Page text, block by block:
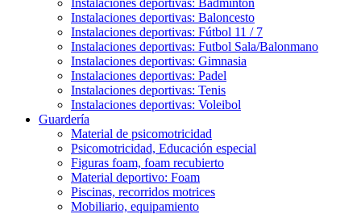
Instalaciones deportivas: Badminton
Instalaciones deportivas: Baloncesto
Instalaciones deportivas: Fútbol 11 / 7
Instalaciones deportivas: Futbol Sala/Balonmano
Instalaciones deportivas: Gimnasia
Instalaciones deportivas: Padel
Instalaciones deportivas: Tenis
Instalaciones deportivas: Voleibol
Guardería
Material de psicomotricidad
Psicomotricidad, Educación especial
Figuras foam, foam recubierto
Material deportivo: Foam
Piscinas, recorridos motrices
Mobiliario, equipamiento